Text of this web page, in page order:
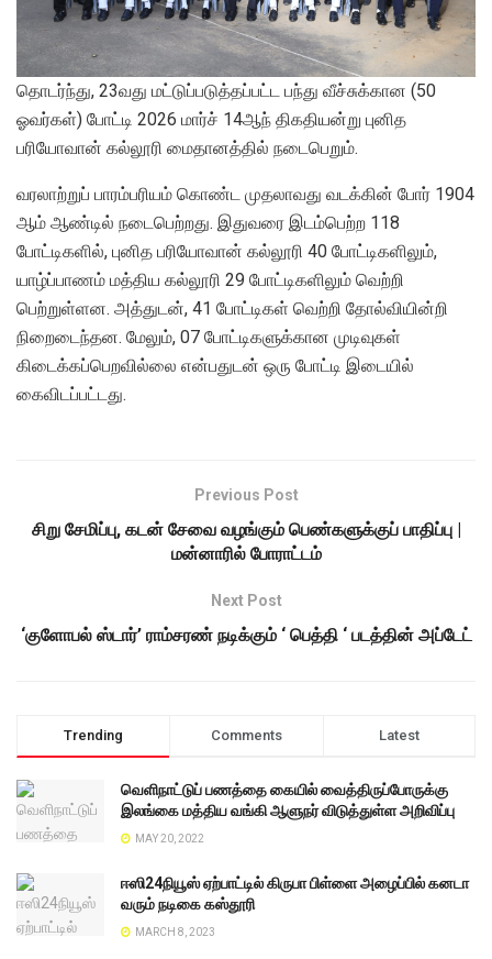
தொடர்ந்து, 23வது மட்டுப்படுத்தப்பட்ட பந்து வீச்சுக்கான (50
ஓவர்கள்) போட்டி 2026 மார்ச் 14ஆந் திகதியன்று புனித
பரியோவான் கல்லூரி மைதானத்தில் நடைபெறும்.
வரலாற்றுப் பாரம்பரியம் கொண்ட முதலாவது வடக்கின் போர் 1904
ஆம் ஆண்டில் நடைபெற்றது. இதுவரை இடம்பெற்ற 118
போட்டிகளில், புனித பரியோவான் கல்லூரி 40 போட்டிகளிலும்,
யாழ்ப்பாணம் மத்திய கல்லூரி 29 போட்டிகளிலும் வெற்றி
பெற்றுள்ளன. அத்துடன், 41 போட்டிகள் வெற்றி தோல்வியின்றி
நிறைடைந்தன. மேலும், 07 போட்டிகளுக்கான முடிவுகள்
கிடைக்கப்பெறவில்லை என்பதுடன் ஒரு போட்டி இடையில்
கைவிடப்பட்டது.
Previous Post
சிறு சேமிப்பு, கடன் சேவை வழங்கும் பெண்களுக்குப் பாதிப்பு |
மன்னாரில் போராட்டம்
Next Post
‘குளோபல் ஸ்டார்’ ராம்சரண் நடிக்கும் ‘ பெத்தி ‘ படத்தின் அப்டேட்
Trending Comments Latest
வெளிநாட்டுப் பணத்தை கையில் வைத்திருப்போருக்கு
இலங்கை மத்திய வங்கி ஆளுநர் விடுத்துள்ள அறிவிப்பு
MAY 20, 2022
ஈஸி24நியூஸ் ஏற்பாட்டில் கிருபா பிள்ளை அழைப்பில் கனடா
வரும் நடிகை கஸ்தூரி
MARCH 8, 2023